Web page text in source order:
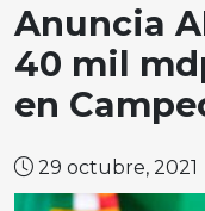
Anuncia
40 mil
en
29 octubre, 2021